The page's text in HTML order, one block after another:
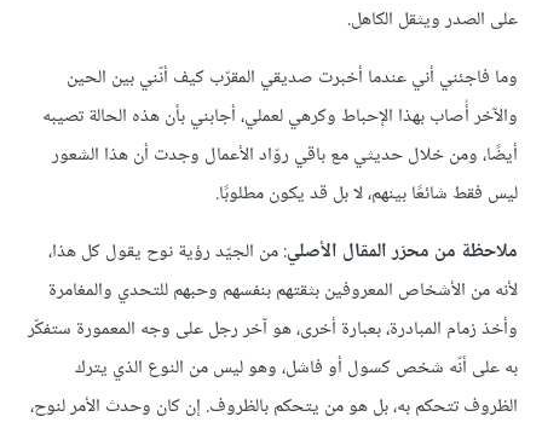
على الصدر ويثقل الكاهل.
وما فاجئني أني عندما أخبرت صديقي المقرّب كيف أنّني بين الحين
والآخر أُصاب بهذا الإحباط وكرهي لعملي، أجابني بأن هذه الحالة تصيبه
أيضًا، ومن خلال حديثي مع باقي روّاد الأعمال وجدت أن هذا الشعور
ليس فقط شائعًا بينهم، لا بل قد يكون مطلوبًا.
ملاحظة من محرّر المقال الأصلي: من الجيّد رؤية نوح يقول كل هذا،
لأنه من الأشخاص المعروفين بثقتهم بنفسهم وحبهم للتحدي والمغامرة
وأخذ زمام المبادرة، بعبارة أخرى، هو آخر رجل على وجه المعمورة ستفكّر
به على أنّه شخص كسول أو فاشل، وهو ليس من النوع الذي يترك
الظروف تتحكم به، بل هو من يتحكم بالظروف. إن كان وحدث الأمر لنوح،